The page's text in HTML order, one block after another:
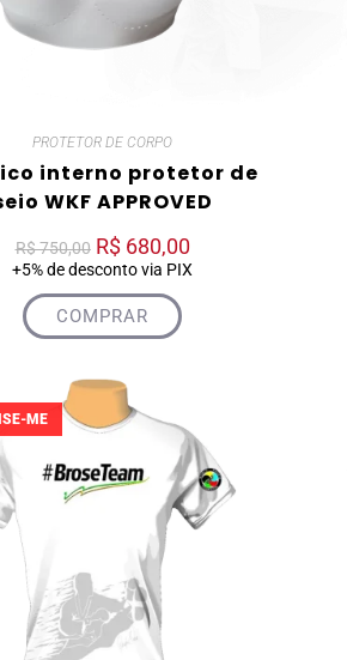
PROTETOR DE CORPO
interno protetor de
WKF APPROVED
R$750,00 R$680,00
+5% de desconto via PIX
COMPRAR
ME